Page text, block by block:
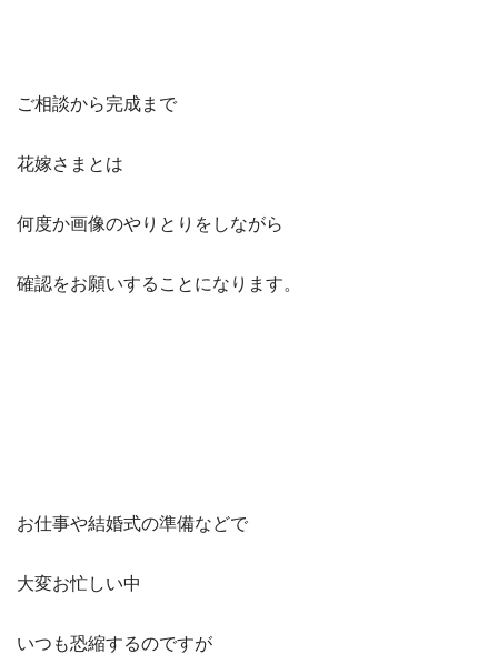
ご相談から完成まで
花嫁さまとは
何度か画像のやりとりをしながら
確認をお願いすることになります。
お仕事や結婚式の準備などで
大変お忙しい中
いつも恐縮するのですが